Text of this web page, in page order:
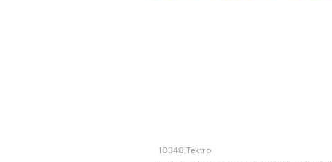
No disponible
10348|Tektro